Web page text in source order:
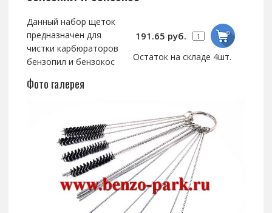
191.65 руб.
Остаток на складе 4шт.
Данный набор щеток
предназначен для
чистки карбюраторов
бензопил и бензокос
Фото галерея